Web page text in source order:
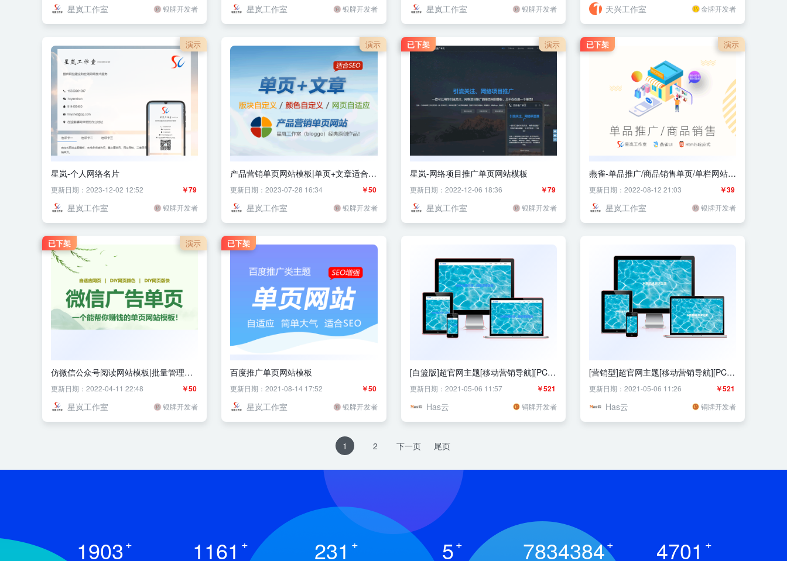
星岚工作室 银牌开发者 星岚工作室 银牌开发者 星岚工作室 银牌开发者 天兴工作室 金牌开发者
演示
星岚-个人网络名片
￥79
更新日期：2023-12-02 12:52
星岚工作室 银牌开发者
演示
产品营销单页网站模板|单页+文章适合
SEO
￥50
更新日期：2023-07-28 16:34
星岚工作室 银牌开发者
演示
已下架
星岚-网络项目推广单页网站模板
￥79
更新日期：2022-12-06 18:36
星岚工作室 银牌开发者
演示
已下架
燕雀-单品推广/商品销售单页/单栏网站模
板
￥39
更新日期：2022-08-12 21:03
星岚工作室 银牌开发者
演示
已下架
仿微信公众号阅读网站模板|批量管理广
告单页
￥50
更新日期：2022-04-11 22:48
星岚工作室 银牌开发者
已下架
百度推广单页网站模板
￥50
更新日期：2021-08-14 17:52
星岚工作室 银牌开发者
[白篮版]超官网主题[移动营销导航][PC]
新！
￥521
更新日期：2021-05-06 11:57
Has云 铜牌开发者
[营销型]超官网主题[移动营销导航][PC]
新！
￥521
更新日期：2021-05-06 11:26
Has云 铜牌开发者
1 2 下一页 尾页
1903+ 1161 + 231 + 5+ 7834384+ 4701 +